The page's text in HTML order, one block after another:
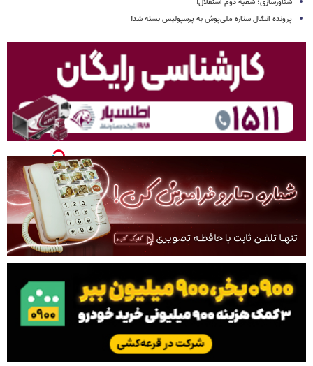
شناورسازی؛ شعبه دوم استقلال!
پرونده انتقال ستاره ملی‌پوش به پرسپولیس بسته شد!